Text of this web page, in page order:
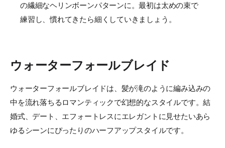
の繊細なヘリンボーンパターンに。最初は太めの束で
練習し、慣れてきたら細くしていきましょう。
ウォーターフォールブレイド
ウォーターフォールブレイドは、髪が滝のように編み込みの
中を流れ落ちるロマンティックで幻想的なスタイルです。結
婚式、デート、エフォートレスにエレガントに見せたいあら
ゆるシーンにぴったりのハーフアップスタイルです。